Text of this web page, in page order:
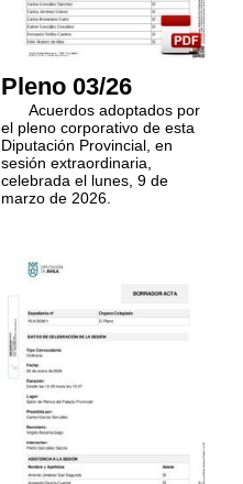
Pleno 03/26
Acuerdos adoptados por
el pleno corporativo de esta
Diputación Provincial, en
sesión extraordinaria,
celebrada el lunes, 9 de
marzo de 2026.